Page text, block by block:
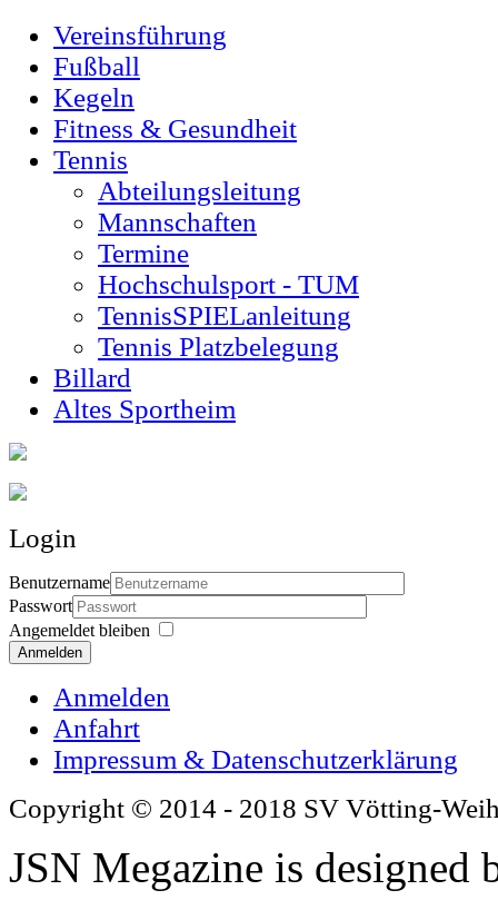
Vereinsführung
Fußball
Kegeln
Fitness & Gesundheit
Tennis
Abteilungsleitung
Mannschaften
Termine
Hochschulsport - TUM
TennisSPIELanleitung
Tennis Platzbelegung
Billard
Altes Sportheim
Login
Benutzername
Passwort
Angemeldet bleiben
Anmelden
Anmelden
Anfahrt
Impressum & Datenschutzerklärung
Copyright © 2014 - 2018 SV Vötting-
JSN Megazine is designed